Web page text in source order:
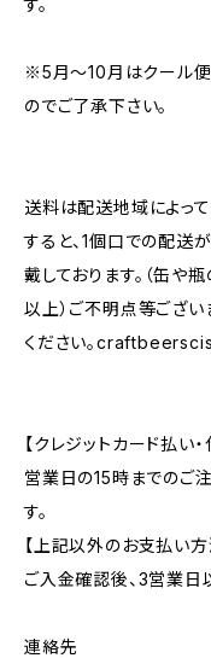
す。
※5月～10月はクール便
のでご了承下さい。
送料は配送地域によっ
すると、1個口での配送
戴しております。（缶や
以上）ご不明点等ござ
ください。
【クレジットカード払い・
営業日の15時までのご
す。
【上記以外のお支払い方
ご入金確認後、3営業日
連絡先